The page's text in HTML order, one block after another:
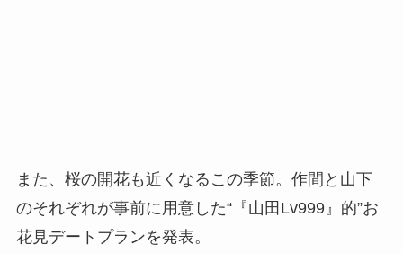
また、桜の開花も近くなるこの季節。作間と山下
のそれぞれが事前に用意した“『山田Lv999』的”お
花見デートプランを発表。